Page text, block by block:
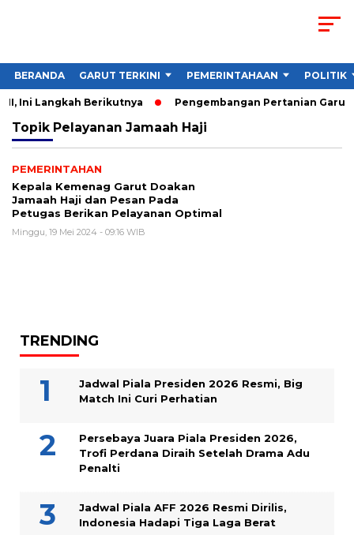
BERANDA GARUT TERKINI PEMERINTAHAAN POLITIK
Ini Langkah Berikutnya Pengembangan Pertanian Garut
Topik Pelayanan Jamaah Haji
PEMERINTAHAN
Kepala Kemenag Garut Doakan
Jamaah Haji dan Pesan Pada
Petugas Berikan Pelayanan Optimal
Minggu, 19 Mei 2024 - 09:16 WIB
TRENDING
Jadwal Piala Presiden 2026 Resmi, Big
Match Ini Curi Perhatian
Persebaya Juara Piala Presiden 2026,
Trofi Perdana Diraih Setelah Drama Adu
Penalti
Jadwal Piala AFF 2026 Resmi Dirilis,
Indonesia Hadapi Tiga Laga Berat